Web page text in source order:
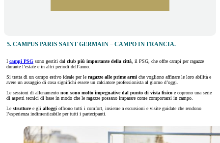
5. CAMPUS PARIS SAINT GERMAIN – CAMPO IN FRANCIA.
I campi PSG sono gestiti dal club più importante della città , il PSG, che offre campi per ragazze
durante l’estate e in altri periodi dell’anno.
Si tratta di un campo estivo ideale per le ragazze alle prime armi che vogliono affinare le loro abilità e
avere un assaggio di cosa significhi essere un calciatore professionista al giorno d’oggi.
Le sessioni di allenamento non sono molto impegnative dal punto di vista fisico e coprono una serie
di aspetti tecnici di base in modo che le ragazze possano imparare come comportarsi in campo.
Le strutturee gli alloggi offrono tutti i comfort, insieme a escursioni e visite guidate che rendono
l’esperienza indimenticabile per tutti i partecipanti.